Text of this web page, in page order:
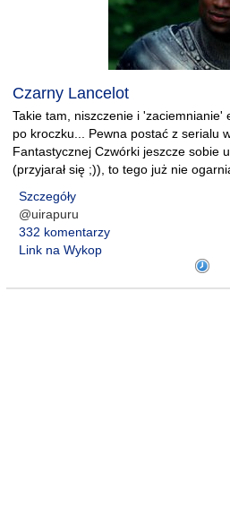
Czarny Lancelot
Takie tam, niszczenie i 'zaciemnianie'
po kroczku... Pewna postać z serialu
Fantastycznej Czwórki jeszcze sobie
(przyjarał się ;)), to tego już nie
Szczegóły
@uirapuru
332 komentarzy
Link na Wykop